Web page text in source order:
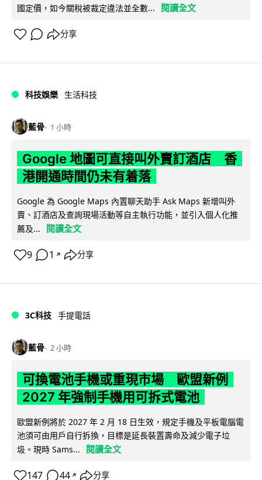
國定價，如今關稅被裁定違法並全數...
閱讀全文
分享
科技娛樂 生活科技
藍骨 1 小時
Google 地圖可直接叫外賣訂酒店 香
港開通時間仍未有着落
Google 為 Google Maps 內置聊天助手 Ask Maps 新增叫外
賣、訂酒店及查詢現場活動等自主執行功能，並引入個人化推
薦及...
閱讀全文
9 1 ↗ 分享
3C科技 手提電話
藍骨 2 小時
可換電池手機或重現市場 歐盟新例
2027 年強制手機用可拆式電池
歐盟新例將於 2027 年 2 月 18 日生效，規定手機及平板電腦電
池須可由用戶自行拆換，目標是延長裝置壽命及減少電子垃
圾。現時 Sams...
閱讀全文
147 44 ↗ 分享